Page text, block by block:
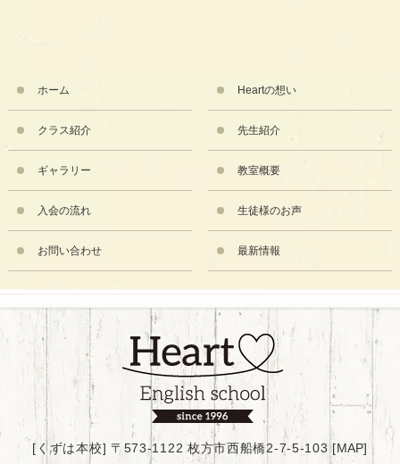
ホーム Heartの想い
クラス紹介 先生紹介
ギャラリー 教室概要
入会の流れ 生徒様のお声
お問い合わせ 最新情報
[くずは本校] 〒573-1122 枚方市西船橋2-7-5-103 [MAP]